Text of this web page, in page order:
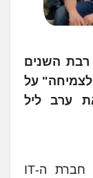
השנים
על
ערב ליל
לקראת חג החירות והאביב, עובדי חברת ה-IT